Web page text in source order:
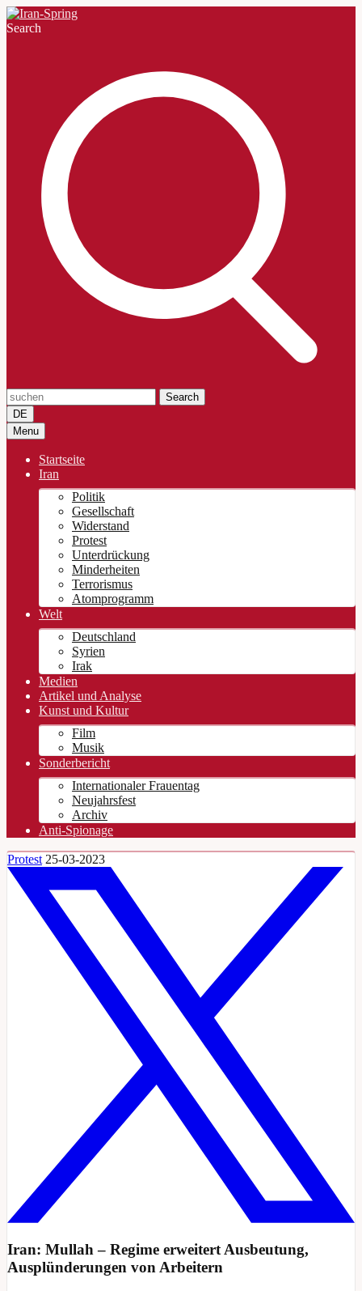
Search
Search
DE
Menu
Startseite
Iran
Politik
Gesellschaft
Widerstand
Protest
Unterdrückung
Minderheiten
Terrorismus
Atomprogramm
Welt
Deutschland
Syrien
Irak
Medien
Artikel und Analyse
Kunst und Kultur
Film
Musik
Sonderbericht
Internationaler Frauentag
Neujahrsfest
Archiv
Anti-Spionage
Protest 25-03-2023
Iran: Mullah – Regime erweitert Ausbeutung,
Ausplünderungen von Arbeitern